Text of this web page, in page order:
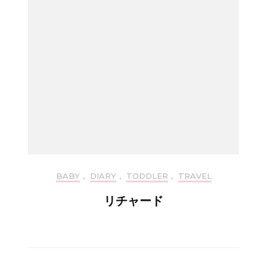
BABY , DIARY , TODDLER , TRAVEL
リチャード